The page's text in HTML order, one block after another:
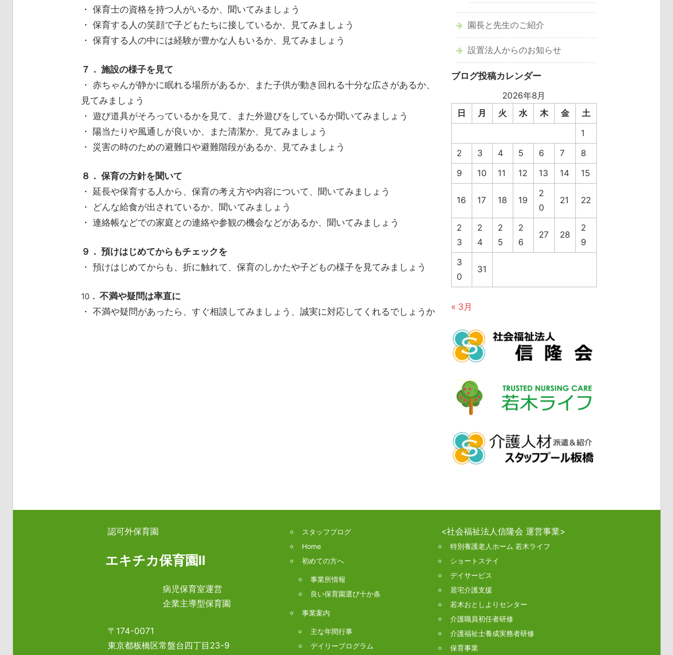
・ 保育士の資格を持つ人がいるか、聞いてみましょう
・ 保育する人の笑顔で子どもたちに接しているか、見てみましょう
・ 保育する人の中には経験が豊かな人もいるか、見てみましょう
７． 施設の様子を見て
・ 赤ちゃんが静かに眠れる場所があるか、また子供が動き回れる十分な広さがあるか、
見てみましょう
・ 遊び道具がそろっているかを見て、また外遊びをしているか聞いてみましょう
・ 陽当たりや風通しが良いか、また清潔か、見てみましょう
・ 災害の時のための避難口や避難階段があるか、見てみましょう
８． 保育の方針を聞いて
・ 延長や保育する人から、保育の考え方や内容について、聞いてみましょう
・ どんな給食が出されているか、聞いてみましょう
・ 連絡帳などでの家庭との連絡や参観の機会などがあるか、聞いてみましょう
９． 預けはじめてからもチェックを
・ 預けはじめてからも、折に触れて、保育のしかたや子どもの様子を見てみましょう
10 ． 不満や疑問は率直に
・ 不満や疑問があったら、すぐ相談してみましょう、誠実に対応してくれるでしょうか
園長と先生のご紹介
設置法人からのお知らせ
ブログ投稿カレンダー
2026年8月
日
月 火 水 木 金
土
1
2
3 4 5 6 7
8
9
10 11 12 13 14 15
16 17 18 19
2
0
21 22
2
3
2
4
2
5
2
6
27 28
2
9
3
0
31
« 3月
認可外保育園
エキチカ保育園Ⅱ
病児保育室運営
企業主導型保育園
〒174-0071
東京都板橋区常盤台四丁目23-9
スタッフブログ
Home
初めての方へ
事業所情報
良い保育園選び十か条
事業案内
主な年間行事
デイリープログラム
<社会福祉法人信隆会 運営事業>
特別養護老人ホーム 若木ライフ
ショートステイ
デイサービス
居宅介護支援
若木おとしよりセンター
介護職員初任者研修
介護福祉士養成実務者研修
保育事業